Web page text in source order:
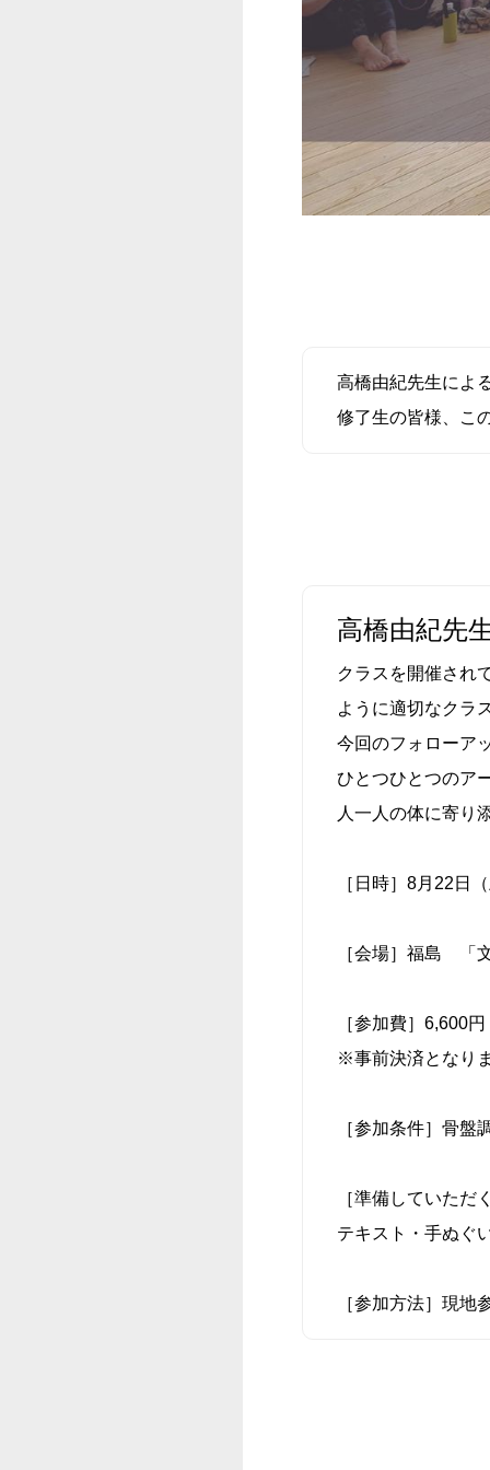
高橋由紀先生によ
修了生の皆様、こ
高橋由紀先
クラスを開催され
ように適切なクラ
今回のフォローア
ひとつひとつのア
人一人の体に寄り
［日時］8月22日
［会場］福島 「
［参加費］6,600
※事前決済となり
［参加条件］骨
［準備していただ
テキスト・手ぬぐ
［参加方法］現地